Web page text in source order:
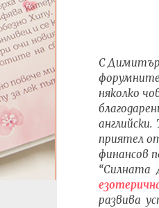
NOW
Димитър
завършва
измислени
06.02.2022
admin
С Димитър
няколко
английски.
приятел
финансов
развива